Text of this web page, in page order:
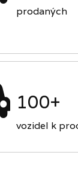
prodaných
100+
vozidel k